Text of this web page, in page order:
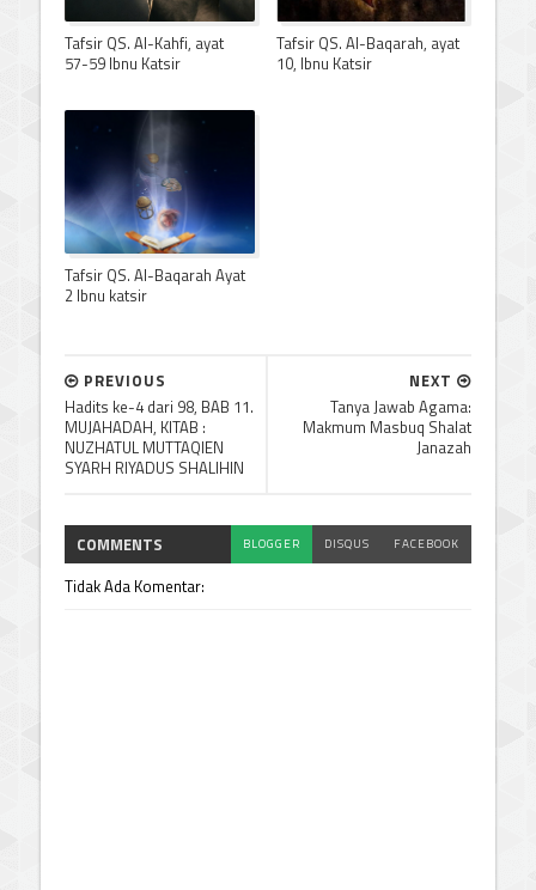
Tafsir QS. Al-Kahfi, ayat
57-59 Ibnu Katsir
Tafsir QS. Al-Baqarah, ayat
10, Ibnu Katsir
Tafsir QS. Al-Baqarah Ayat
2 Ibnu katsir
NEXT
Tanya Jawab Agama:
Makmum Masbuq Shalat
Janazah
PREVIOUS
Hadits ke-4 dari 98, BAB 11.
MUJAHADAH, KITAB :
NUZHATUL MUTTAQIEN
SYARH RIYADUS SHALIHIN
COMMENTS BLOGGER DISQUS FACEBOOK
Tidak Ada Komentar: